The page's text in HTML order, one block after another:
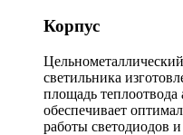
Корпус
светильника
площадь
обеспечивает
работы светодиодов